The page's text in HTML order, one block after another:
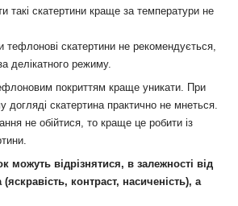
такі скатертини краще за температури не
тефлонові скатертини не рекомендується,
делікатного режиму.
покриттям краще уникати. При
скатертина практично не мнеться.
не обійтися, то краще це робити із
и.
можуть відрізнятися, в залежності від
(яскравість, контраст, насиченість), а